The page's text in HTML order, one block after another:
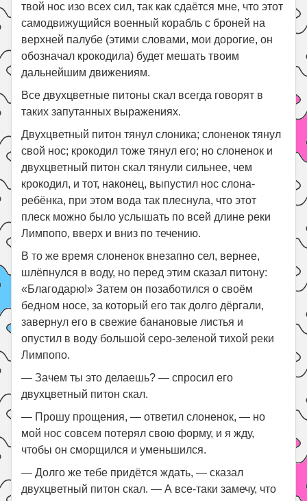
твой нос изо всех сил, так как сдаётся мне, что этот
самодвижущийся военный корабль с броней на
верхней палубе (этими словами, мои дорогие, он
обозначал крокодила) будет мешать твоим
дальнейшим движениям.
Все двухцветные питоны скал всегда говорят в
таких запутанных выражениях.
Двухцветный питон тянул слоника; слоненок тянул
свой нос; крокодил тоже тянул его; но слоненок и
двухцветный питон скал тянули сильнее, чем
крокодил, и тот, наконец, выпустил нос слона-
ребёнка, при этом вода так плеснула, что этот
плеск можно было услышать по всей длине реки
Лимпопо, вверх и вниз по течению.
В то же время слоненок внезапно сел, вернее,
шлёпнулся в воду, но перед этим сказал питону:
«Благодарю!» Затем он позаботился о своём
бедном носе, за который его так долго дёргали,
завернул его в свежие банановые листья и
опустил в воду большой серо-зеленой тихой реки
Лимпопо.
— Зачем ты это делаешь? — спросил его
двухцветный питон скал.
— Прошу прощения, — ответил слоненок, — но
мой нос совсем потерял свою форму, и я жду,
чтобы он сморщился и уменьшился.
— Долго же тебе придётся ждать, — сказал
двухцветный питон скал. — А все-таки замечу, что